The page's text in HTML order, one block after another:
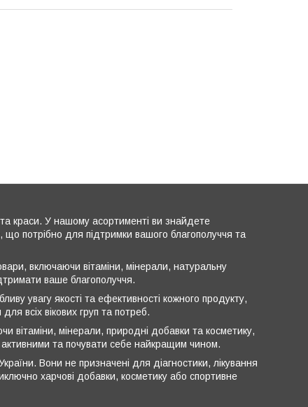
краси. У нашому асортименті ви знайдете
що потрібно для підтримки вашого благополуччя та
включаючи вітаміни, мінерали, натуральну
ваше благополуччя.
увагу якості та ефективності кожного продукту,
всіх вікових груп та потреб.
вітаміни, мінерали, природні добавки та косметику,
та почувати себе найкращим чином.
Вони не призначені для діагностики, лікування
харчові добавки, косметику або спортивне